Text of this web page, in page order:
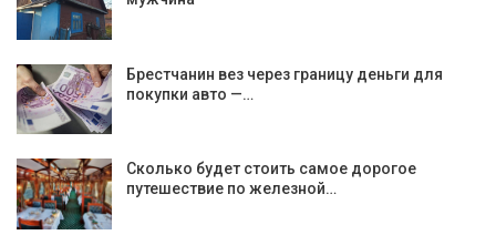
Брестчанин вез через границу деньги для
покупки авто —…
Сколько будет стоить самое дорогое
путешествие по железной…